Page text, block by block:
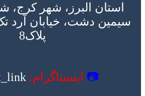
استان البرز، شهر
سیمین دشت، خیابان آرد
پلاک8
📷 اینستاگرام: